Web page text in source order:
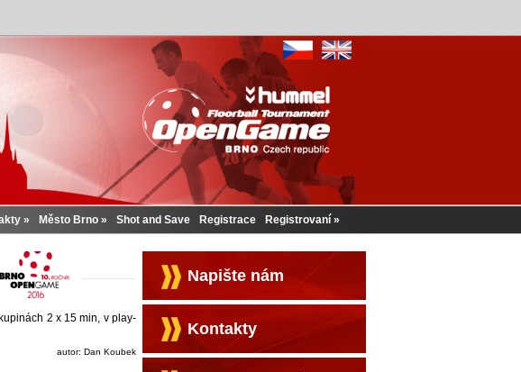
Město Brno Shot and Save Registrace Registrovaní
03.10.2015 08:32:22
2 x 15 min, v play-
autor: Dan Koubek
Napište nám
Kontakty